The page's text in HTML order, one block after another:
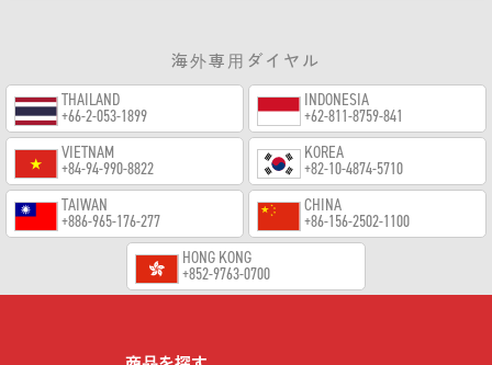
海外専用ダイヤル
THAILAND
+66-2-053-1899
INDONESIA
+62-811-8759-841
VIETNAM
+84-94-990-8822
KOREA
+82-10-4874-5710
TAIWAN
+886-965-176-277
CHINA
+86-156-2502-1100
HONG KONG
+852-9763-0700